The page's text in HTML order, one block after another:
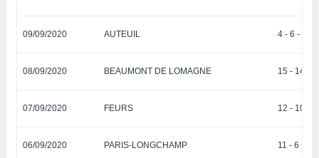
09/09/2020 AUTEUIL 4 - 6 - 1 -
08/09/2020 BEAUMONT DE LOMAGNE 15 - 14 - 5
07/09/2020 FEURS 12 - 10 - 6
06/09/2020 PARIS-LONGCHAMP 11 - 6 - 2 -